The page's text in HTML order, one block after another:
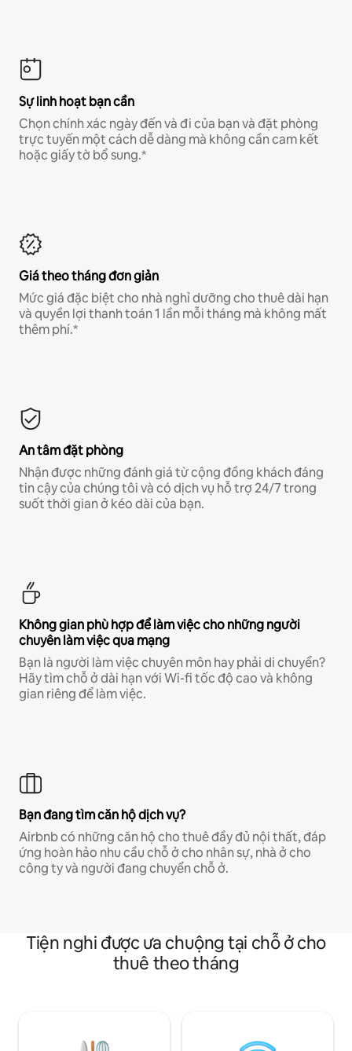
Sự linh hoạt bạn cần
Chọn chính xác ngày đến và đi của bạn và đặt phòng
trực tuyến một cách dễ dàng mà không cần cam kết
hoặc giấy tờ bổ sung.*
Giá theo tháng đơn giản
Mức giá đặc biệt cho nhà nghỉ dưỡng cho thuê dài hạn
và quyền lợi thanh toán 1 lần mỗi tháng mà không mất
thêm phí.*
An tâm đặt phòng
Nhận được những đánh giá từ cộng đồng khách đáng
tin cậy của chúng tôi và có dịch vụ hỗ trợ 24/7 trong
suốt thời gian ở kéo dài của bạn.
Không gian phù hợp để làm việc cho những người
chuyên làm việc qua mạng
Bạn là người làm việc chuyên môn hay phải di chuyển?
Hãy tìm chỗ ở dài hạn với Wi-fi tốc độ cao và không
gian riêng để làm việc.
Bạn đang tìm căn hộ dịch vụ?
Airbnb có những căn hộ cho thuê đầy đủ nội thất, đáp
ứng hoàn hảo nhu cầu chỗ ở cho nhân sự, nhà ở cho
công ty và người đang chuyển chỗ ở.
Tiện nghi được ưa chuộng tại chỗ ở cho
thuê theo tháng